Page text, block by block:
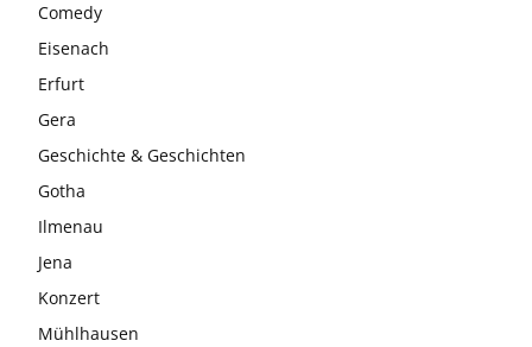
Comedy
Eisenach
Erfurt
Gera
Geschichte & Geschichten
Gotha
Ilmenau
Jena
Konzert
Mühlhausen